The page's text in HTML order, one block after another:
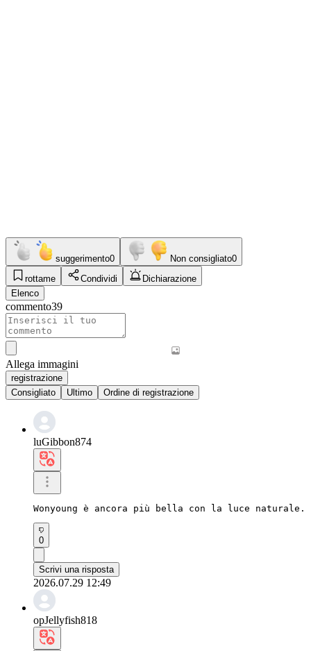
suggerimento0 Non consigliato0
rottame
Condividi
Dichiarazione
Elenco
commento39
Allega immagini
registrazione
Consigliato
Ultimo Ordine di registrazione
luGibbon874
Wonyoung è ancora più bella con la luce
0
Scrivi una risposta
2026.07.29 12:49
opJellyfish818